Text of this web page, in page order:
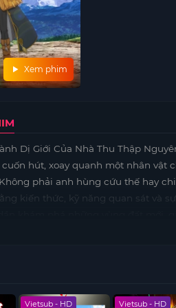
Xem phim
Dị Giới Của Nhà Thu Thập
hút, xoay quanh một nhân vật
phải anh hùng cứu thế hay
kiến thức, kỹ năng quan sát và
mình giữa thế giới đầy phép thuật
xem mượt mà.
Vietsub - HD Vietsub - HD